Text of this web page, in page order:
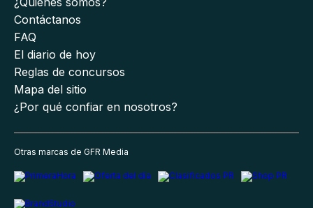
Contáctanos
FAQ
El diario de hoy
Reglas de concursos
Mapa del sitio
¿Por qué confiar en nosotros?
Otras marcas de GFR Media